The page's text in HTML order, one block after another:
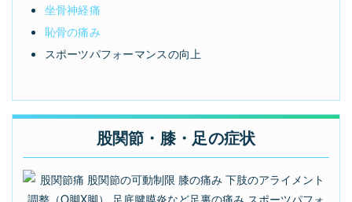
坐骨神経痛
恥骨の痛み
スポーツパフォーマンスの向上
股関節・膝・足の症状